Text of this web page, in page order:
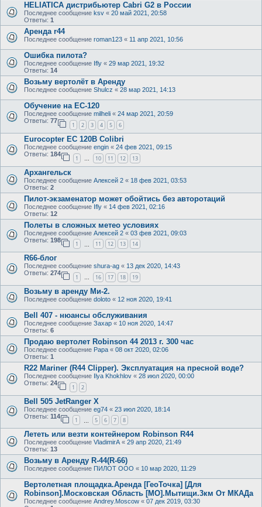
HELIATICA дистрибьютер Cabri G2 в России
Последнее сообщение ksv « 20 май 2021, 20:58
Ответы: 1
Аренда r44
Последнее сообщение roman123 « 11 апр 2021, 10:56
Ошибка пилота?
Последнее сообщение Ifly « 29 мар 2021, 19:32
Ответы: 14
Возьму вертолёт в Аренду
Последнее сообщение Shulcz « 28 мар 2021, 14:13
Обучение на ЕС-120
Последнее сообщение milheli « 24 мар 2021, 20:59
Ответы: 77
1 2 3 4 5 6
Eurocopter EC 120B Colibri
Последнее сообщение engin « 24 фев 2021, 09:15
Ответы: 184
1 … 10 11 12 13
Архангельск
Последнее сообщение Алексей 2 « 18 фев 2021, 03:53
Ответы: 2
Пилот-экзаменатор может обойтись без авторотаций
Последнее сообщение Ifly « 14 фев 2021, 02:16
Ответы: 12
Полеты в сложных метео условиях
Последнее сообщение Алексей 2 « 03 фев 2021, 09:03
Ответы: 198
1 11 12 13 14
R66-блог
Последнее сообщение shura-ag « 13 дек 2020, 14:43
Ответы: 274
1 … 16 17 18 19
Возьму в аренду Ми-2.
Последнее сообщение doloto « 12 ноя 2020, 19:41
Bell 407 - нюансы обслуживания
Последнее сообщение Захар « 10 ноя 2020, 14:47
Ответы: 6
Продаю вертолет Robinson 44 2013 г. 300 час
Последнее сообщение Papa « 08 окт 2020, 02:06
Ответы: 1
R22 Mariner (R44 Clipper). Эксплуатация на пресной воде?
Последнее сообщение Ilya Khokhlov « 28 июл 2020, 00:00
Ответы: 24
1 2
Bell 505 JetRanger X
Последнее сообщение eg74 « 23 июл 2020, 18:14
Ответы: 114
1 5 6 7 8
Лететь или везти контейнером Robinson R44
Последнее сообщение VladimirA « 29 апр 2020, 21:49
Ответы: 13
Возьму в Аренду R-44(R-66)
Последнее сообщение ПИЛОТ ООО « 10 мар 2020, 11:29
Вертолетная площадка.Аренда [ГеоТочка] [Для
Robinson].Московская Область [МО].Мытищи.3км От МКАДа
Последнее сообщение Andrey.Moscow « 07 дек 2019, 03:30